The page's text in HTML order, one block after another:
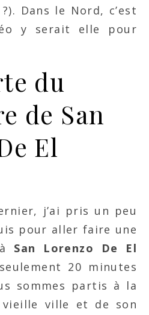
Dans le Nord, c’est
y serait elle pour
du
de San
El
j’ai pris un peu
pour aller faire une
San Lorenzo De El
20 minutes
sommes partis à la
vieille ville et de son